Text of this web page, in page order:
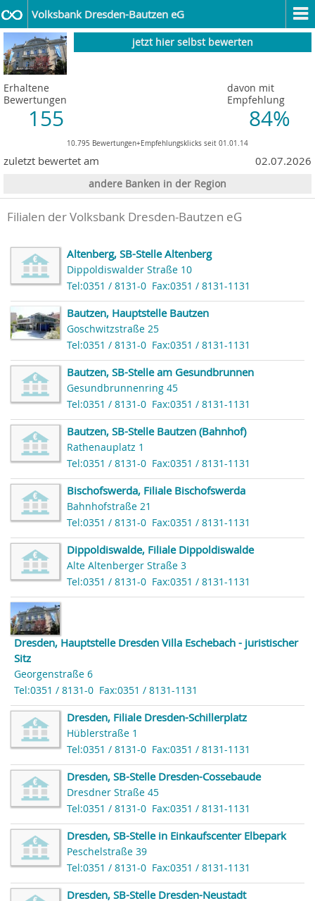
Volksbank Dresden-Bautzen eG
jetzt hier selbst bewerten
Erhaltene
Bewertungen
155
davon mit
Empfehlung
84%
10.795 Bewertungen+Empfehlungsklicks seit 01.01.14
zuletzt bewertet am 02.07.2026
andere Banken in der Region
Filialen der Volksbank Dresden-Bautzen eG
Altenberg, SB-Stelle Altenberg
Dippoldiswalder Straße 10
Tel:0351 / 8131-0 Fax:0351 / 8131-1131
Bautzen, Hauptstelle Bautzen
Goschwitzstraße 25
Tel:0351 / 8131-0 Fax:0351 / 8131-1131
Bautzen, SB-Stelle am Gesundbrunnen
Gesundbrunnenring 45
Tel:0351 / 8131-0 Fax:0351 / 8131-1131
Bautzen, SB-Stelle Bautzen (Bahnhof)
Rathenauplatz 1
Tel:0351 / 8131-0 Fax:0351 / 8131-1131
Bischofswerda, Filiale Bischofswerda
Bahnhofstraße 21
Tel:0351 / 8131-0 Fax:0351 / 8131-1131
Dippoldiswalde, Filiale Dippoldiswalde
Alte Altenberger Straße 3
Tel:0351 / 8131-0 Fax:0351 / 8131-1131
Dresden, Hauptstelle Dresden Villa Eschebach - juristischer
Sitz
Georgenstraße 6
Tel:0351 / 8131-0 Fax:0351 / 8131-1131
Dresden, Filiale Dresden-Schillerplatz
Hüblerstraße 1
Tel:0351 / 8131-0 Fax:0351 / 8131-1131
Dresden, SB-Stelle Dresden-Cossebaude
Dresdner Straße 45
Tel:0351 / 8131-0 Fax:0351 / 8131-1131
Dresden, SB-Stelle in Einkaufscenter Elbepark
Peschelstraße 39
Tel:0351 / 8131-0 Fax:0351 / 8131-1131
Dresden, SB-Stelle Dresden-Neustadt